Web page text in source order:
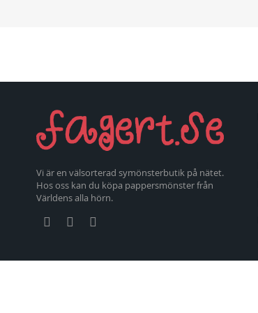
Vi är en välsorterad symönsterbutik på nätet.
Hos oss kan du köpa pappersmönster från
Världens alla hörn.